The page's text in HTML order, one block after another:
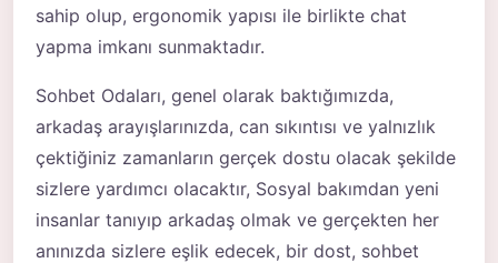
sahip olup, ergonomik yapısı ile birlikte chat
yapma imkanı sunmaktadır.
Sohbet Odaları, genel olarak baktığımızda,
arkadaş arayışlarınızda, can sıkıntısı ve yalnızlık
çektiğiniz zamanların gerçek dostu olacak şekilde
sizlere yardımcı olacaktır, Sosyal bakımdan yeni
insanlar tanıyıp arkadaş olmak ve gerçekten her
anınızda sizlere eşlik edecek, bir dost, sohbet